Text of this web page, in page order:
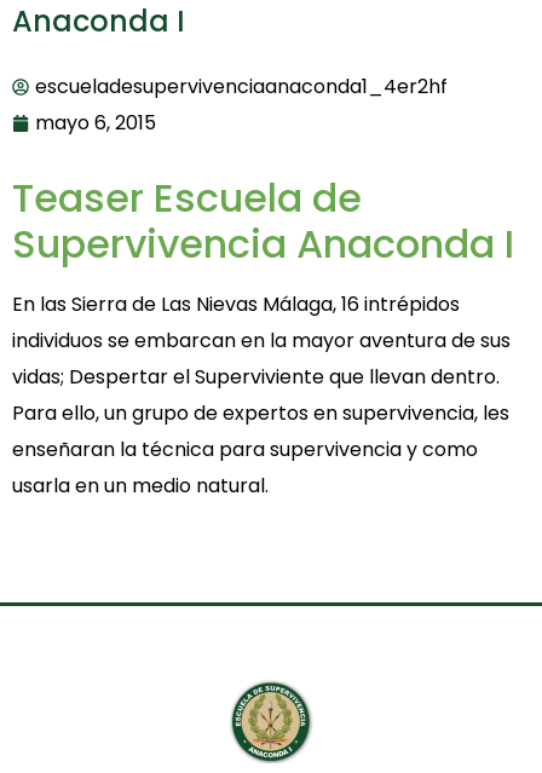
Anaconda I
escueladesupervivenciaanaconda1_4er2hf
mayo 6, 2015
Teaser Escuela de
Supervivencia Anaconda I
En las Sierra de Las Nievas Málaga, 16 intrépidos
individuos se embarcan en la mayor aventura de sus
vidas; Despertar el Superviviente que llevan dentro.
Para ello, un grupo de expertos en supervivencia, les
enseñaran la técnica para supervivencia y como
usarla en un medio natural.